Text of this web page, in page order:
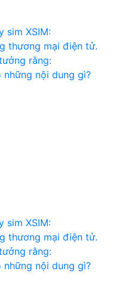
sim XSIM:
thương mại điện tử.
rằng:
những nội dung gì?
sim XSIM:
thương mại điện tử.
rằng:
những nội dung gì?